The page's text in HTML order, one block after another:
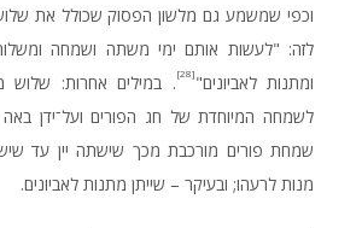
וכפי שמשמע גם מלשון הפסוק שכולל את
לזה: "לעשות אותם ימי משתה ושמחה
ומתנות לאביונים" [28]
. במילים אחרות: שלוש
לשמחה המיוחדת של חג הפורים ועל־ידן באה
שמחת פורים מורכבת מכך שישתה יין עד
מנות לרעהו; ובעיקר – שייתן מתנות לאביונים.